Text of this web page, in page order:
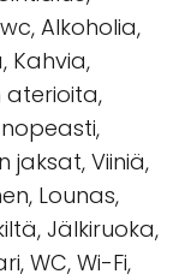
Alkoholia,
Kahvia,
aterioita,
jaksat, Viiniä,
Lounas,
Jälkiruoka,
WC, Wi-Fi,